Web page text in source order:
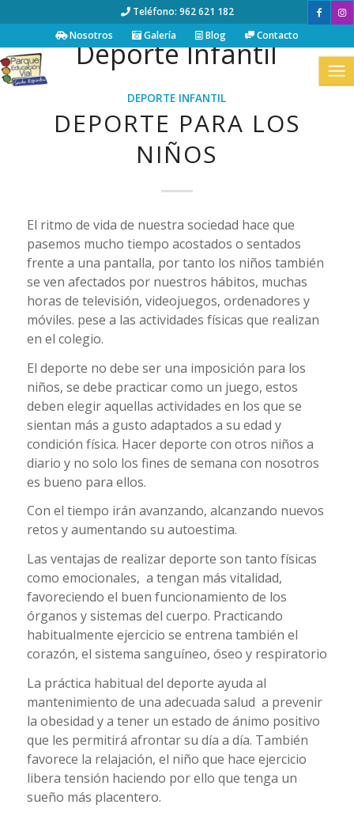
Teléfono: 962 621 182
Nosotros
Galería Blog Contacto
Deporte Infantil
DEPORTE INFANTIL
DEPORTE PARA LOS
NIÑOS
El ritmo de vida de nuestra sociedad hace que
pasemos mucho tiempo acostados o sentados
frente a una pantalla, por tanto los niños también
se ven afectados por nuestros hábitos, muchas
horas de televisión, videojuegos, ordenadores y
móviles. pese a las actividades físicas que realizan
en el colegio.
El deporte no debe ser una imposición para los
niños, se debe practicar como un juego, estos
deben elegir aquellas actividades en los que se
sientan más a gusto adaptados a su edad y
condición física. Hacer deporte con otros niños a
diario y no solo los fines de semana con nosotros
es bueno para ellos.
Con el tiempo irán avanzando, alcanzando nuevos
retos y aumentando su autoestima.
Las ventajas de realizar deporte son tanto físicas
como emocionales, a tengan más vitalidad,
favoreciendo el buen funcionamiento de los
órganos y sistemas del cuerpo. Practicando
habitualmente ejercicio se entrena también el
corazón, el sistema sanguíneo, óseo y respiratorio
La práctica habitual del deporte ayuda al
mantenimiento de una adecuada salud a prevenir
la obesidad y a tener un estado de ánimo positivo
que les permitirá afrontar su día a día. También
favorece la relajación, el niño que hace ejercicio
libera tensión haciendo por ello que tenga un
sueño más placentero.